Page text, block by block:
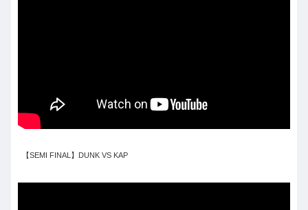
【SEMI FINAL】DUNK VS KAP